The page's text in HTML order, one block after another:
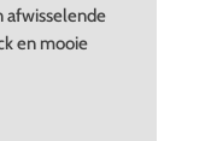
afwisselende
en mooie